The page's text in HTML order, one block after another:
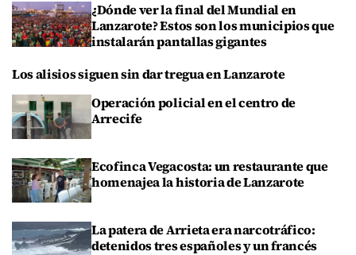
¿Dónde ver la final del Mundial en
Lanzarote? Estos son los municipios que
instalarán pantallas gigantes
Los alisios siguen sin dar tregua en Lanzarote
Operación policial en el centro de
Arrecife
Ecofinca Vegacosta: un restaurante que
homenajea la historia de Lanzarote
La patera de Arrieta era narcotráfico:
detenidos tres españoles y un francés